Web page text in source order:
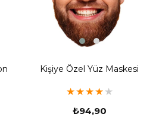
Kişiye Özel Yüz Maskesi
★★★★ ★
₺94,90